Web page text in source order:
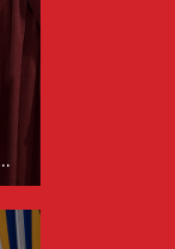
da Disney Está Chegando!